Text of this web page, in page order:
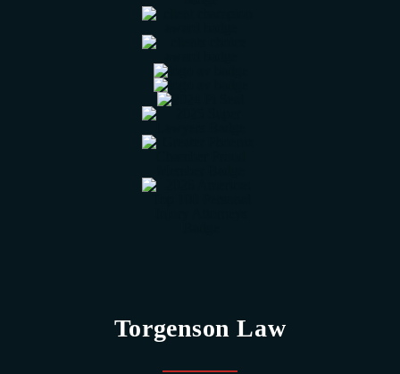
Torgenson Law